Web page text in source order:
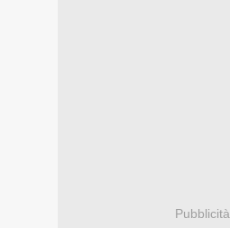
Pubblicità